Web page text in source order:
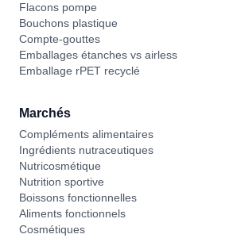
Flacons pompe
Bouchons plastique
Compte-gouttes
Emballages étanches vs airless
Emballage rPET recyclé
Marchés
Compléments alimentaires
Ingrédients nutraceutiques
Nutricosmétique
Nutrition sportive
Boissons fonctionnelles
Aliments fonctionnels
Cosmétiques